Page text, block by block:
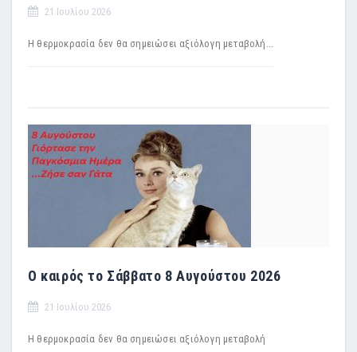
21 Ιουλίου 2026
Η θερμοκρασία δεν θα σημειώσει αξιόλογη μεταβολή...
Ο καιρός το Σάββατο 8 Αυγούστου 2026
21 Ιουλίου 2026
Η θερμοκρασία δεν θα σημειώσει αξιόλογη μεταβολή